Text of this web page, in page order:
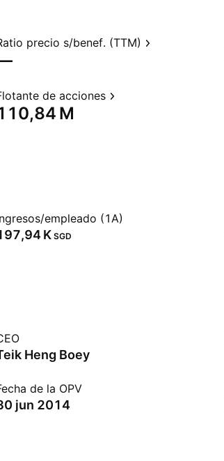
precio s/benef. (TTM)
de acciones
M‬
empleado (1A)
K‬SGD
Heng Boey
de la OPV
jun 2014